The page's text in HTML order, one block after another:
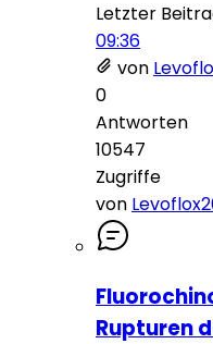
Letzter
09:36
von
0
Antworten
10547
Zugriffe
von
Rupturen